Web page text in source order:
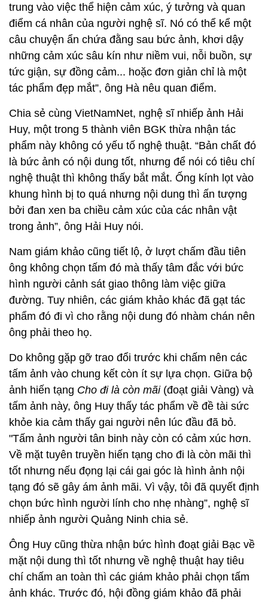
trung vào việc thể hiện cảm xúc, ý tưởng và quan
điểm cá nhân của người nghệ sĩ. Nó có thể kể một
câu chuyện ẩn chứa đằng sau bức ảnh, khơi dậy
những cảm xúc sâu kín như niềm vui, nỗi buồn, sự
tức giận, sự đồng cảm... hoặc đơn giản chỉ là một
tác phẩm đẹp mắt”, ông Hà nêu quan điểm.
Chia sẻ cùng VietNamNet, nghệ sĩ nhiếp ảnh Hải
Huy, một trong 5 thành viên BGK thừa nhận tác
phẩm này không có yếu tố nghệ thuật. “Bản chất đó
là bức ảnh có nội dung tốt, nhưng để nói có tiêu chí
nghệ thuật thì không thấy bắt mắt. Ống kính lọt vào
khung hình bị to quá nhưng nội dung thì ấn tượng
bởi đan xen ba chiều cảm xúc của các nhân vật
trong ảnh”, ông Hải Huy nói.
Nam giám khảo cũng tiết lộ, ở lượt chấm đầu tiên
ông không chọn tấm đó mà thấy tâm đắc với bức
hình người cảnh sát giao thông làm việc giữa
đường. Tuy nhiên, các giám khảo khác đã gạt tác
phẩm đó đi vì cho rằng nội dung đó nhàm chán nên
ông phải theo họ.
Do không gặp gỡ trao đổi trước khi chấm nên các
tấm ảnh vào chung kết còn ít sự lựa chọn. Giữa bộ
ảnh hiến tạng Cho đi là còn mãi(đoạt giải Vàng) và
tấm ảnh này, ông Huy thấy tác phẩm về đề tài sức
khỏe kia cảm thấy gai người nên lúc đầu đã bỏ.
"Tấm ảnh người tân binh này còn có cảm xúc hơn.
Về mặt tuyên truyền hiến tạng cho đi là còn mãi thì
tốt nhưng nếu đọng lại cái gai góc là hình ảnh nội
tạng đó sẽ gây ám ảnh mãi. Vì vậy, tôi đã quyết định
chọn bức hình người lính cho nhẹ nhàng”, nghệ sĩ
nhiếp ảnh người Quảng Ninh chia sẻ.
Ông Huy cũng thừa nhận bức hình đoạt giải Bạc về
mặt nội dung thì tốt nhưng về nghệ thuật hay tiêu
chí chấm an toàn thì các giám khảo phải chọn tấm
ảnh khác. Trước đó, hội đồng giám khảo đã phải